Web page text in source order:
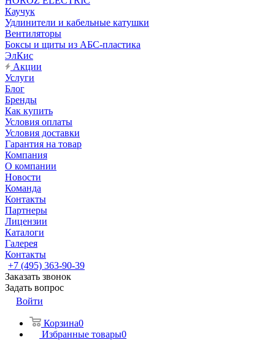
Каучук
Удлинители и кабельные катушки
Вентиляторы
Боксы и щиты из АБС-пластика
ЭлКис
Акции
Услуги
Блог
Бренды
Как купить
Условия оплаты
Условия доставки
Гарантия на товар
Компания
О компании
Новости
Команда
Контакты
Партнеры
Лицензии
Каталоги
Галерея
Контакты
+7 (495) 363-90-39
Заказать звонок
Задать вопрос
Войти
Корзина0
Избранные товары0